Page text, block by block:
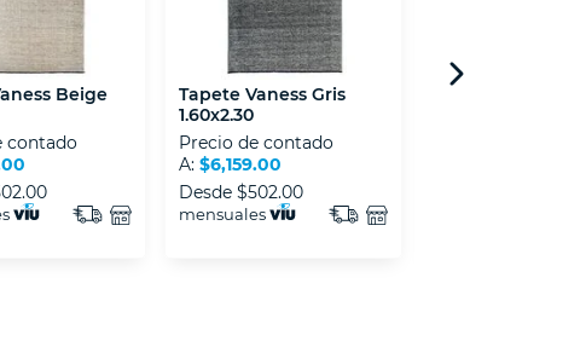
Beige
contado
Tapete Vaness Gris
1.60x2.30
Precio de contado
A: $6,159.00
Desde $502.00
mensuales